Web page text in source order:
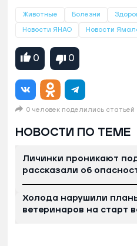
Животные Болезни
Новости ЯНАО Новости
0 0
0 человек поделились статьей
НОВОСТИ ПО ТЕМЕ
Личинки проникают
рассказали об
Холода нарушили
ветеринаров на старт